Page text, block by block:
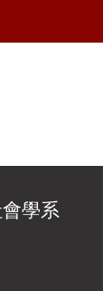
學系